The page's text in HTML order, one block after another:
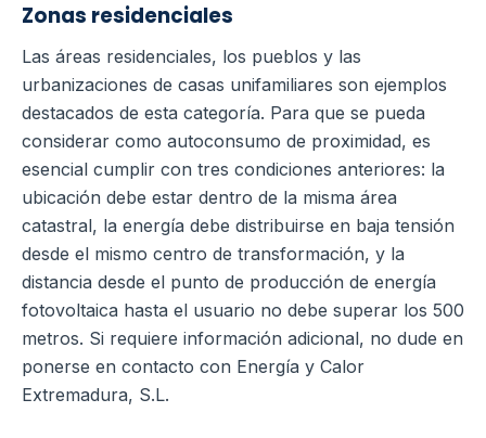
Zonas residenciales
Las áreas residenciales, los pueblos y las
urbanizaciones de casas unifamiliares son ejemplos
destacados de esta categoría. Para que se pueda
considerar como autoconsumo de proximidad, es
esencial cumplir con tres condiciones anteriores: la
ubicación debe estar dentro de la misma área
catastral, la energía debe distribuirse en baja tensión
desde el mismo centro de transformación, y la
distancia desde el punto de producción de energía
fotovoltaica hasta el usuario no debe superar los 500
metros. Si requiere información adicional, no dude en
ponerse en contacto con Energía y Calor
Extremadura, S.L.